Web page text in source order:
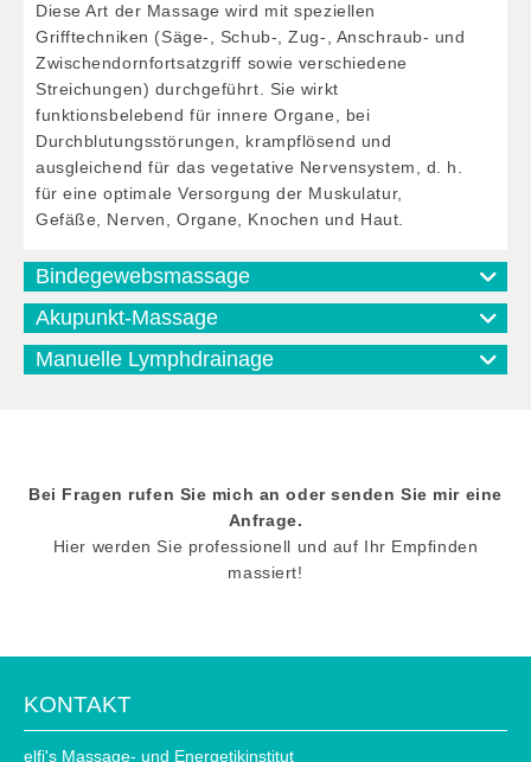
Diese Art der Massage wird mit speziellen
Grifftechniken (Säge-, Schub-, Zug-, Anschraub- und
Zwischendornfortsatzgriff sowie verschiedene
Streichungen) durchgeführt. Sie wirkt
funktionsbelebend für innere Organe, bei
Durchblutungsstörungen, krampflösend und
ausgleichend für das vegetative Nervensystem, d. h.
für eine optimale Versorgung der Muskulatur,
Gefäße, Nerven, Organe, Knochen und Haut.
Bindegewebsmassage
Akupunkt-Massage
Manuelle Lymphdrainage
Bei Fragen rufen Sie mich an oder senden Sie mir eine
Anfrage.
Hier werden Sie professionell und auf Ihr Empfinden
massiert!
KONTAKT
elfi's Massage- und Energetikinstitut